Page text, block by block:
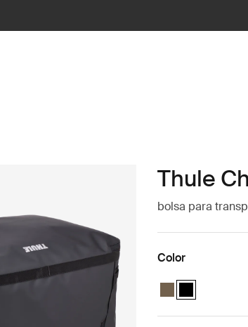
Thule
bolsa para
Color
Thule Chasm gear
Thule Chasm